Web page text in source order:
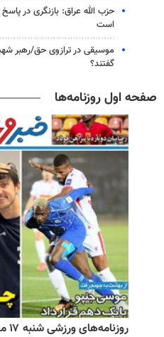
حزب الله عراق: بازنگری در
است
موسیقی در ترازوی حق/رهبر
گفتند؟
صفحه اول روزنامه‌ها
روزنامه‌های ورزشی شنبه ۱۷ مرداد ۱۴۰۵